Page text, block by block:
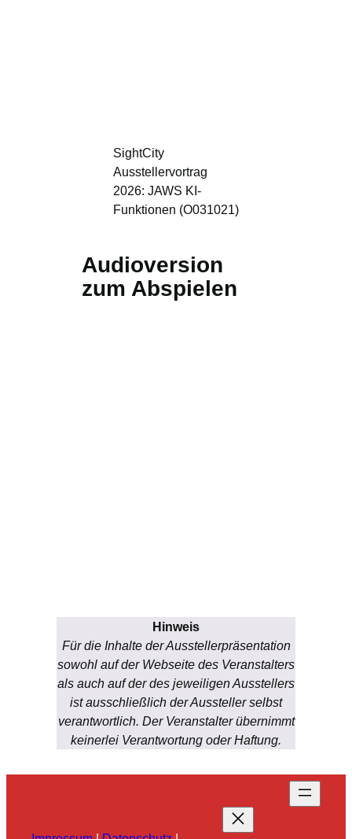
SightCity
Ausstellervortrag
2026: JAWS KI-
Funktionen (O031021)
Audioversion
zum Abspielen
Hinweis
Für die Inhalte der Ausstellerpräsentation
sowohl auf der Webseite des Veranstalters
als auch auf der des jeweiligen Ausstellers
ist ausschließlich der Aussteller selbst
verantwortlich. Der Veranstalter übernimmt
keinerlei Verantwortung oder Haftung.